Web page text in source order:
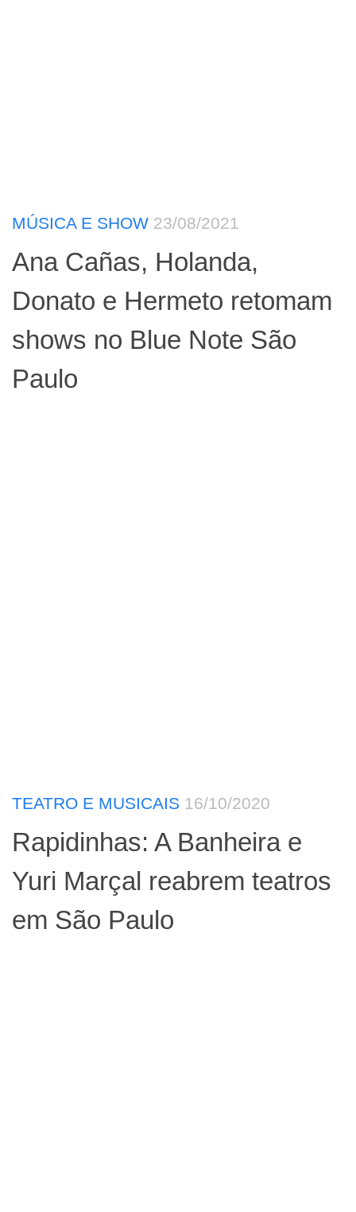
MÚSICA E SHOW 23/08/2021
Ana Cañas, Holanda,
Donato e Hermeto retomam
shows no Blue Note São
Paulo
TEATRO E MUSICAIS 16/10/2020
Rapidinhas: A Banheira e
Yuri Marçal reabrem teatros
em São Paulo